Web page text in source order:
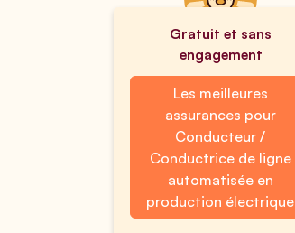
Gratuit et sans
engagement
Les meilleures
assurances pour
Conducteur /
Conductrice de ligne
automatisée en
production électrique